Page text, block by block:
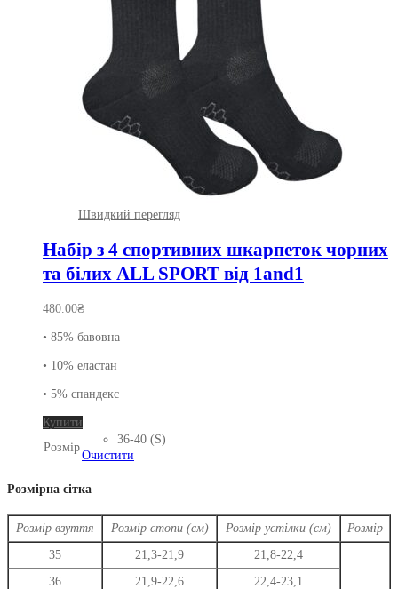
Швидкий перегляд
Набір з 4 спортивних шкарпеток чорних
та білих ALL SPORT від 1and1
480.00₴
• 85% бавовна
• 10% еластан
• 5% спандекс
Купити
товар
має
варіантів.
можна
вибрати
сторінці
Розмір
36-40 (S)
Очистити
Розмірна сітка
Розмір взуття Розмір стопи (см) Розмір устілки (см)
Розмір
35
21,3-21,9 21,8-22,4
36 21,9-22,6
22,4-23,1